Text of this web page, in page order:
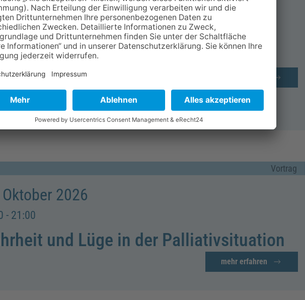
- 19:00
für Paare
in der Natur
Vortrag
2026
- 21:00
und Lüge in der Palliativsituation
mehr erfahren